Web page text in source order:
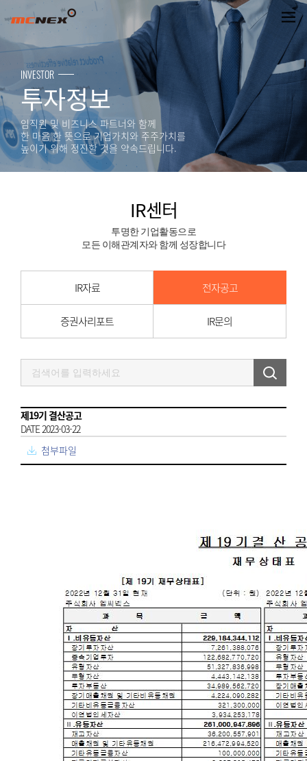
제19기 결산공고
INVESTOR
투자정보
임직원 및 비즈니스 파트너와 함께
한 마음 한 뜻으로 기업가치와 주주가치를
높이기 위해 정진할 것을 약속드립니다.
IR센터
투명한 기업활동으로
모든 이해관계자와 함께 성장합니다
IR자료 전자공고
증권사리포트 IR문의
제19기 결산공고
DATE 2023-03-22
첨부파일